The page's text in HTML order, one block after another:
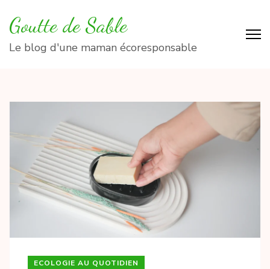
au
contenu
Goutte de Sable
Le blog d'une maman écoresponsable
ECOLOGIE AU QUOTIDIEN